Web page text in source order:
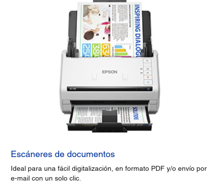
Escáneres de documentos
Ideal para una fácil digitalización, en formato PDF y/o envío por
e-mail con un solo clic.